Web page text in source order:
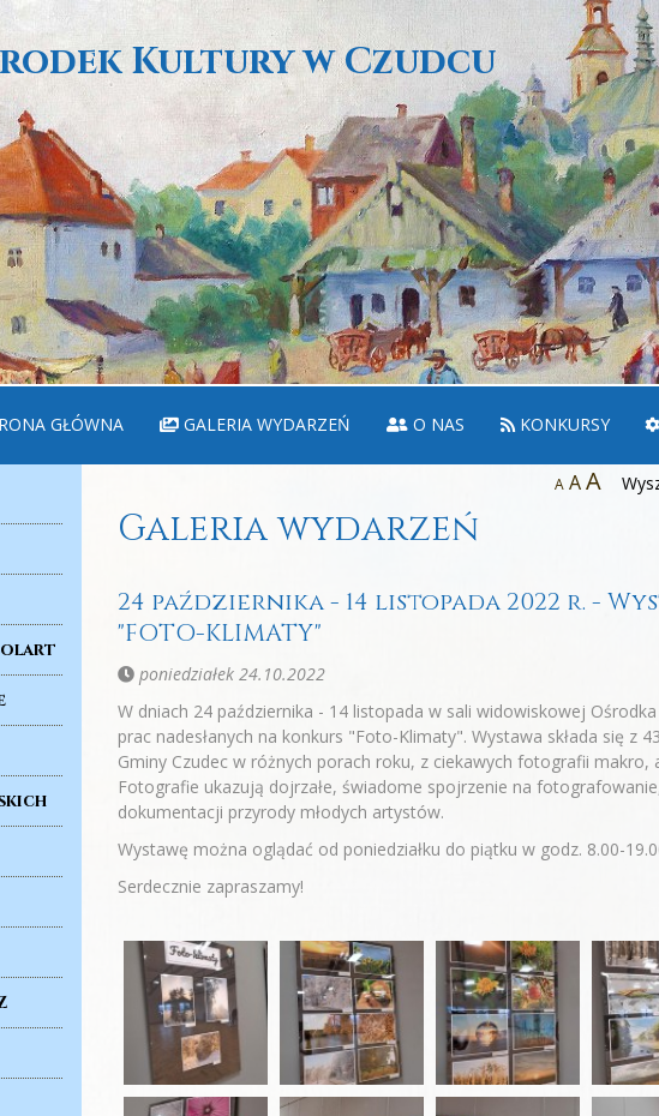
Kultury w Czudcu
GŁÓWNA GALERIA WYDARZEŃ O NAS KONKURSY
A AA
Galeria wydarzeń
24 października - 14 listopada 2022 r. -
"FOTO-KLIMATY"
poniedziałek 24.10.2022
W dniach 24 października - 14 listopada w sali widowiskowej
prac nadesłanych na konkurs "Foto-Klimaty". Wystawa składa się
Gminy Czudec w różnych porach roku, z ciekawych fotografii
Fotografie ukazują dojrzałe, świadome spojrzenie na
dokumentacji przyrody młodych artystów.
Wystawę można oglądać od poniedziałku do piątku w godz. 8.00-
Serdecznie zapraszamy!